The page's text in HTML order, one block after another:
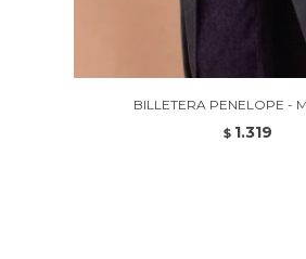
BILLETERA PENELOPE -
$ 1.319